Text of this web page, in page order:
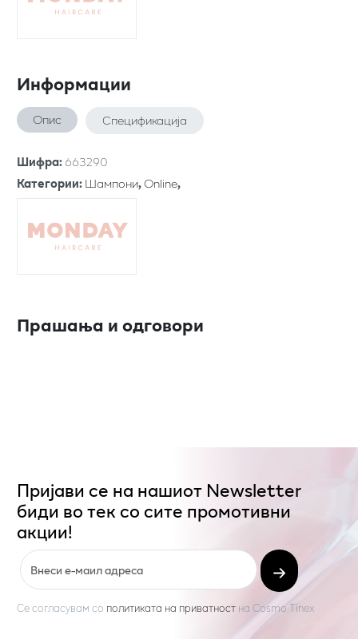
Информации
Опис Спецификација
Шифра:663290
Категории:Шампони,Online,
Прашања и одговори
Пријави се на нашиот Newsletter
биди во тек со сите промотивни
акции!
Се согласувам со политиката на приватност на Cosmo Tinex